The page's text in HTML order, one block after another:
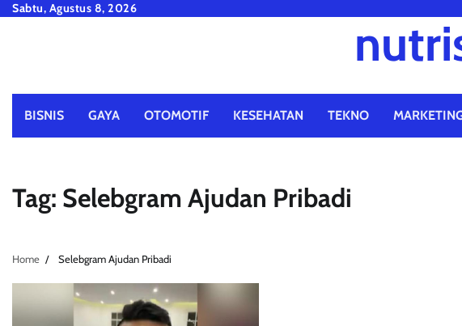
SkipSabtu, Agustus 8, 2026
BISNIS GAYA OTOMOTIF KESEHATAN TEKNO
Tag: Selebgram Ajudan Pribadi
Home Selebgram Ajudan Pribadi